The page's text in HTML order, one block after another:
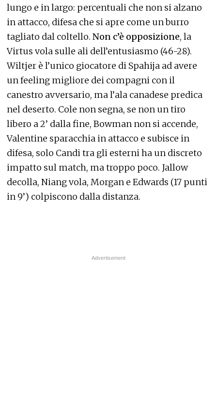
lungo e in largo: percentuali che non si alzano
in attacco, difesa che si apre come un burro
tagliato dal coltello. Non c’è opposizione, la
Virtus vola sulle ali dell’entusiasmo (46-28).
Wiltjer è l’unico giocatore di Spahija ad avere
un feeling migliore dei compagni con il
canestro avversario, ma l’ala canadese predica
nel deserto. Cole non segna, se non un tiro
libero a 2’ dalla fine, Bowman non si accende,
Valentine sparacchia in attacco e subisce in
difesa, solo Candi tra gli esterni ha un discreto
impatto sul match, ma troppo poco. Jallow
decolla, Niang vola, Morgan e Edwards (17 punti
in 9’) colpiscono dalla distanza.